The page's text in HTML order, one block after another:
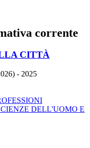
corrente
CITTÀ
- 2025
DELL'UOMO E